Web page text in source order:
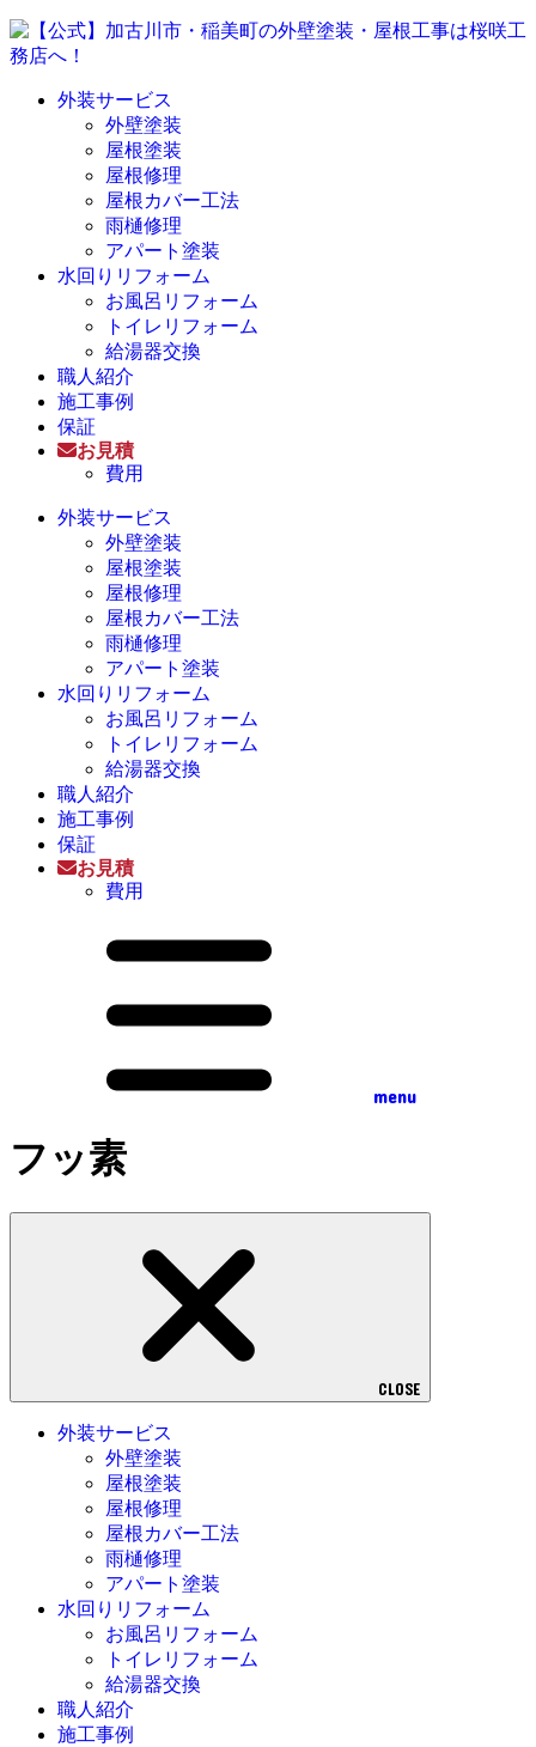
外装サービス
外壁塗装
屋根塗装
屋根修理
屋根カバー工法
雨樋修理
アパート塗装
水回りリフォーム
お風呂リフォーム
トイレリフォーム
給湯器交換
職人紹介
施工事例
保証
お見積
費用
外装サービス
外壁塗装
屋根塗装
屋根修理
屋根カバー工法
雨樋修理
アパート塗装
水回りリフォーム
お風呂リフォーム
トイレリフォーム
給湯器交換
職人紹介
施工事例
保証
お見積
費用
menu
フッ素
CLOSE
外装サービス
外壁塗装
屋根塗装
屋根修理
屋根カバー工法
雨樋修理
アパート塗装
水回りリフォーム
お風呂リフォーム
トイレリフォーム
給湯器交換
職人紹介
施工事例